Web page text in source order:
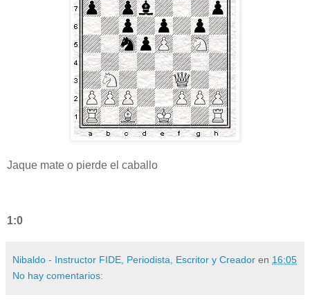
Jaque mate o pierde el caballo
1:0
Nibaldo - Instructor FIDE, Periodista, Escritor y Creador en 16:05
No hay comentarios: